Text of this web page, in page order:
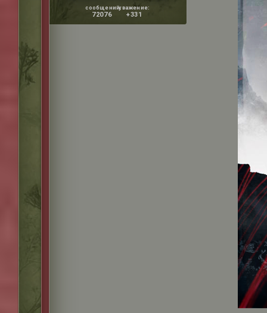
сообщений:
72076
уважение:
+331